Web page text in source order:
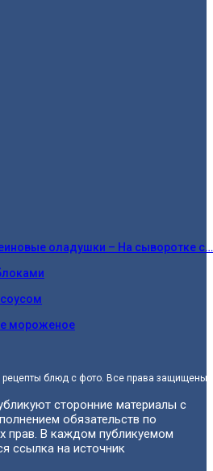
оладушки – На сыворотке с…
мороженое
блюд с фото. Все права защищены.
сторонние материалы с
обязательств по
прав. В каждом публикуемом
ссылка на источник